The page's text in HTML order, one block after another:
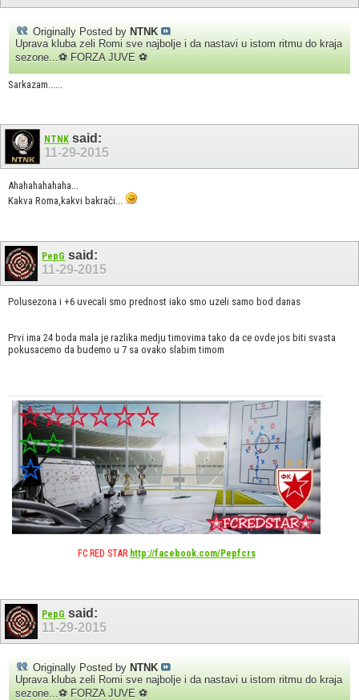
Originally Posted by NTNK
Uprava kluba zeli Romi sve najbolje i da nastavi u istom ritmu do kraja
sezone...⚽ FORZA JUVE ⚽
Sarkazam......
NTNK said:
11-29-2015
Ahahahahahaha...
Kakva Roma,kakvi bakrači...
PepG said:
11-29-2015
Polusezona i +6 uvecali smo prednost iako smo uzeli samo bod danas
Prvi ima 24 boda mala je razlika medju timovima tako da ce ovde jos biti svasta
pokusacemo da budemo u 7 sa ovako slabim timom
FC RED STAR http://facebook.com/Pepfcrs
PepG said:
11-29-2015
Originally Posted by NTNK
Uprava kluba zeli Romi sve najbolje i da nastavi u istom ritmu do kraja
sezone...⚽ FORZA JUVE ⚽